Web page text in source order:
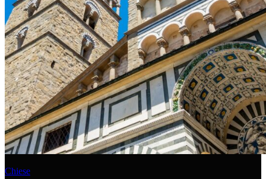
Chiese